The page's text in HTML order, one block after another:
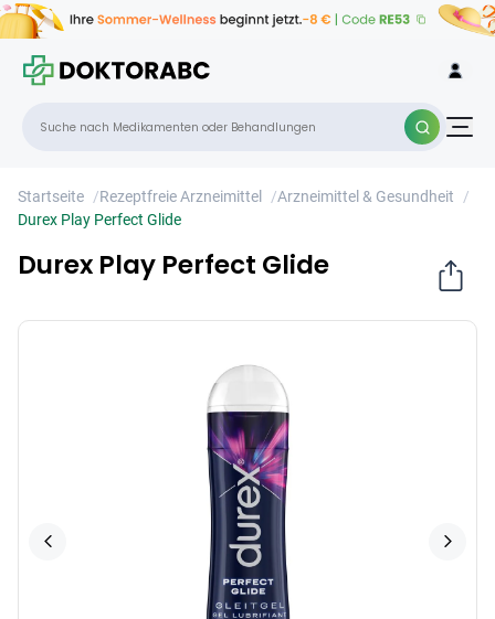
Startseite /Rezeptfreie Arzneimittel /Arzneimittel & Gesundheit
/
Durex Play Perfect Glide
Durex Play Perfect Glide
×